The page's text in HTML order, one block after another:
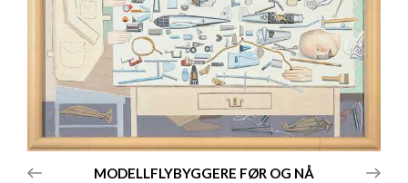
MODELLFLYBYGGERE FØR OG NÅ